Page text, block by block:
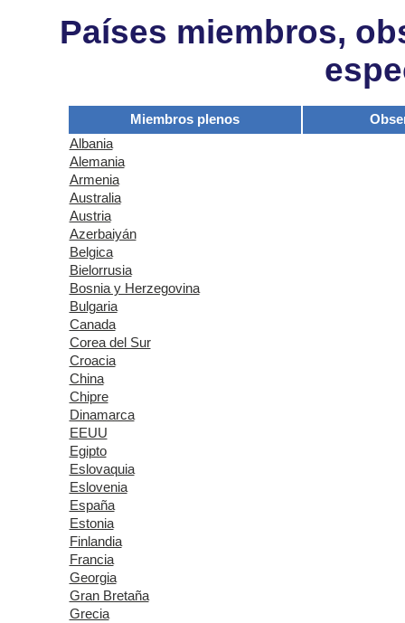
Países miembros,
Miembros plenos
Albania
Alemania
Armenia
Australia
Austria
Azerbaiyán
Belgica
Bielorrusia
Bosnia y Herzegovina
Bulgaria
Canada
Corea del Sur
Croacia
China
Chipre
Dinamarca
EEUU
Egipto
Eslovaquia
Eslovenia
España
Estonia
Finlandia
Francia
Georgia
Gran Bretaña
Grecia